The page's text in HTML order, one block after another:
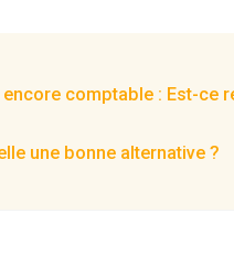
comptable : Est-ce
une bonne alternative ?